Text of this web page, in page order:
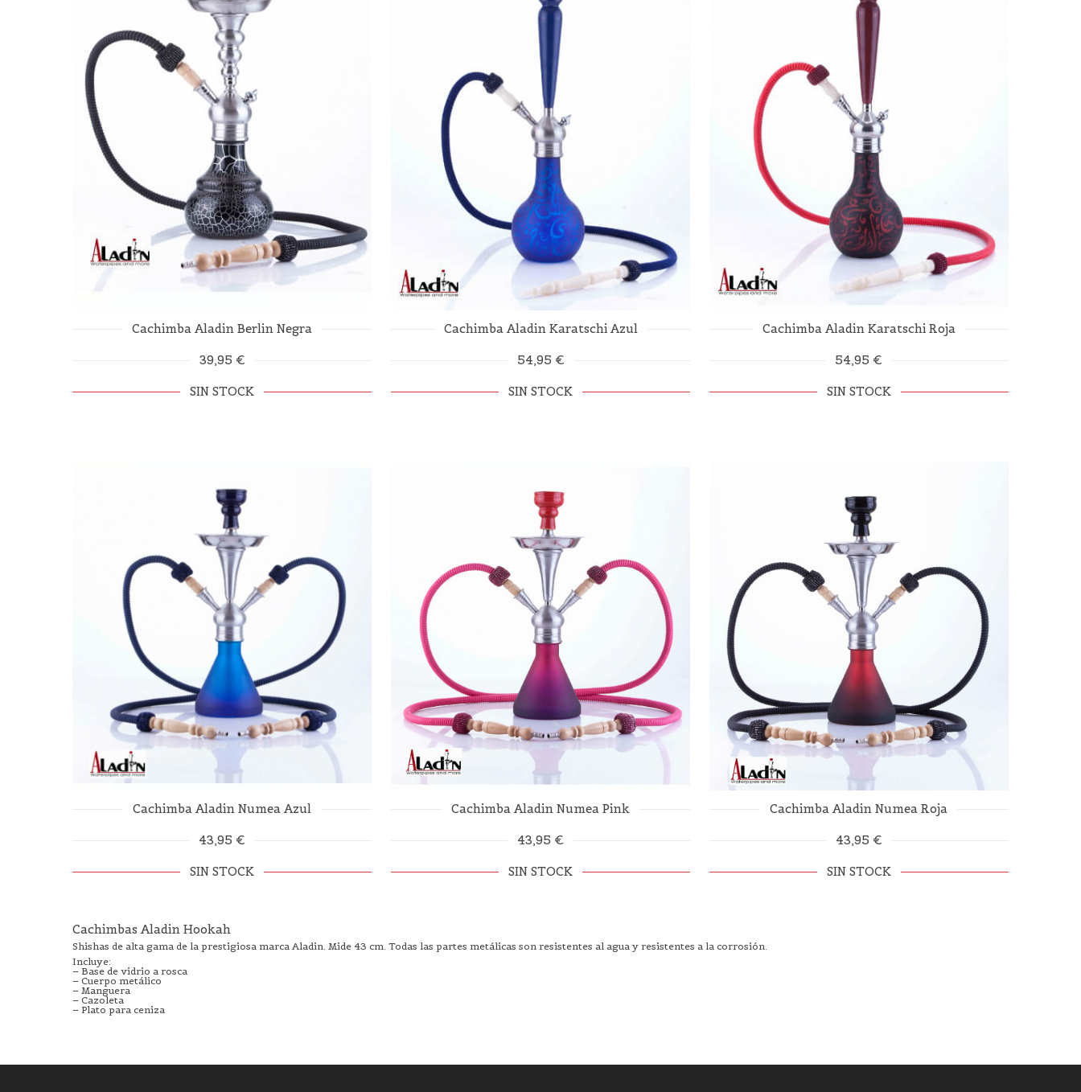
Cachimba Aladin Berlin Negra
39,95 €
SIN STOCK
Cachimba Aladin Karatschi Azul
54,95 €
SIN STOCK
Cachimba Aladin Karatschi Roja
54,95 €
SIN STOCK
Cachimba Aladin Numea Azul
43,95 €
SIN STOCK
Cachimba Aladin Numea Pink
43,95 €
SIN STOCK
Cachimba Aladin Numea Roja
43,95 €
SIN STOCK
Cachimbas Aladin Hookah
Shishas de alta gama de la prestigiosa marca Aladin. Mide 43 cm. Todas las partes metálicas son resistentes al agua y resistentes a la corrosión.
Incluye:
– Base de vidrio a rosca
– Cuerpo metálico
– Manguera
– Cazoleta
– Plato para ceniza